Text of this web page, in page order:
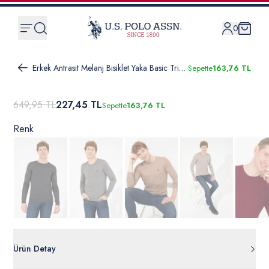
0
Erkek Antrasit Melanj Bisiklet Yaka Basic Triko Kazak Sepette163,76 TL
649,95 TL227,45 TLSepette163,76 TL
Renk
Ürün Detay